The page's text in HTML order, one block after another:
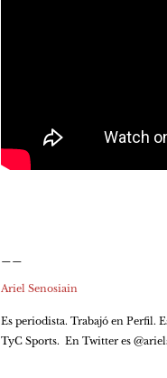
Ariel Senosiain
Es periodista. Trabajó en Perfil.
TyC Sports.  En Twitter es